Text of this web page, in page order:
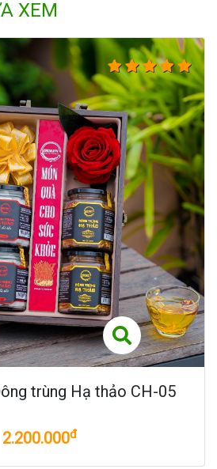
XEM
trùng Hạ thảo CH-05
2.200.000đ